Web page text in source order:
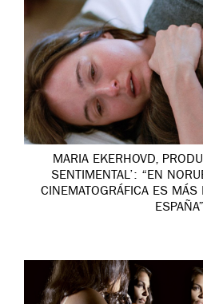
MARIA EKERHOVD,
SENTIMENTAL’: “EN
CINEMATOGRÁFICA ES MÁS
ESPAÑA”